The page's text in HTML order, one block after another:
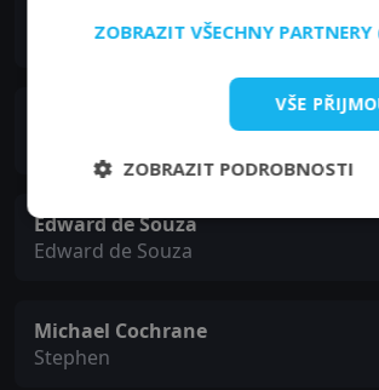
Mrs. Plummer
Edward de Souza
Edward de Souza
Michael Cochrane
Stephen
ZOBRAZIT VŠECHNY PARTNERY
VŠE
ZOBRAZIT PODROBNOSTI